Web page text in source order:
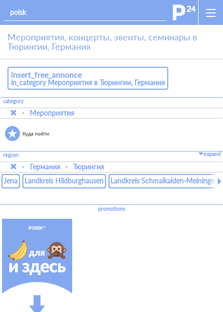
Мероприятия, концерты, эвенты, семинары в
Тюрингии, Германия
insert_free_annonce
in_category Мероприятия в Тюрингии, Германия
category
Мероприятия
Куда пойти
region expand
Германия
Тюрингия
Jena
Landkreis Hildburghausen Landkreis Schmalkalden-Meiningen
promotions